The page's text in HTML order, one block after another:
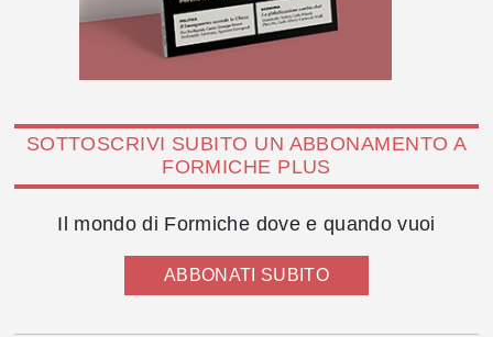
SOTTOSCRIVI SUBITO UN ABBONAMENTO A
FORMICHE PLUS
Il mondo di Formiche dove e quando vuoi
ABBONATI SUBITO